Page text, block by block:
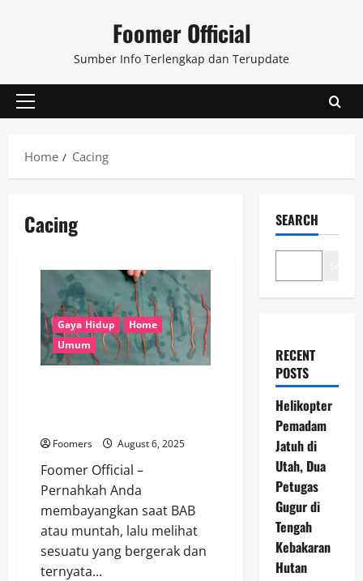
Foomer Official
Sumber Info Terlengkap dan Terupdate
Primary
Home
Cacing
Cacing
Gaya Hidup
Home
Umum
Foomers August 6, 2025
Foomer Official –
Pernahkah Anda
membayangkan saat BAB
atau muntah, lalu melihat
sesuatu yang bergerak dan
ternyata...
SEARCH
RECENT
POSTS
Helikopter
Pemadam
Jatuh di
Utah, Dua
Petugas
Gugur di
Tengah
Kebakaran
Hutan